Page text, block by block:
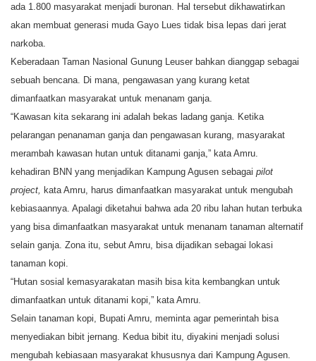
ada 1.800 masyarakat menjadi buronan. Hal tersebut dikhawatirkan
akan membuat generasi muda Gayo Lues tidak bisa lepas dari jerat
narkoba.
Keberadaan Taman Nasional Gunung Leuser bahkan dianggap sebagai
sebuah bencana. Di mana, pengawasan yang kurang ketat
dimanfaatkan masyarakat untuk menanam ganja.
“Kawasan kita sekarang ini adalah bekas ladang ganja. Ketika
pelarangan penanaman ganja dan pengawasan kurang, masyarakat
merambah kawasan hutan untuk ditanami ganja,” kata Amru.
kehadiran BNN yang menjadikan Kampung Agusen sebagai pilot
project,
kata Amru,
harus dimanfaatkan masyarakat untuk mengubah
kebiasaannya. Apalagi diketahui bahwa ada 20 ribu lahan hutan terbuka
yang bisa dimanfaatkan masyarakat untuk menanam tanaman alternatif
selain ganja. Zona itu, sebut Amru, bisa dijadikan sebagai lokasi
tanaman kopi.
“Hutan sosial kemasyarakatan masih bisa kita kembangkan untuk
dimanfaatkan untuk ditanami kopi,” kata Amru.
Selain tanaman kopi, Bupati Amru, meminta agar pemerintah bisa
menyediakan bibit jernang. Kedua bibit itu, diyakini menjadi solusi
mengubah kebiasaan masyarakat khususnya dari Kampung Agusen.